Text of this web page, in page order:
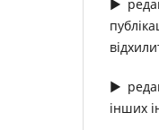
▶
▶
інших